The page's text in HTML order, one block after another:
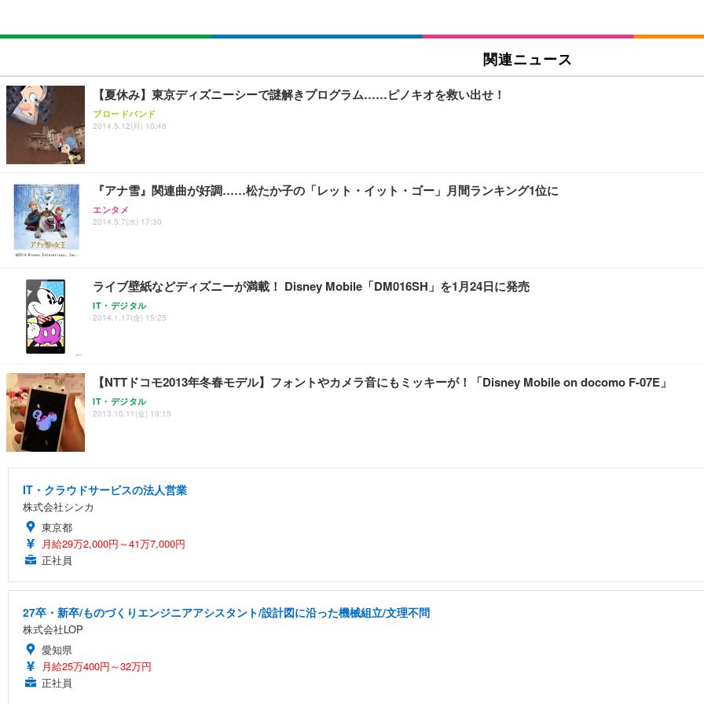
関連ニュース
【夏休み】東京ディズニーシーで謎解きプログラム……ピノキオを救い出せ！
ブロードバンド
2014.5.12(月) 10:46
『アナ雪』関連曲が好調……松たか子の「レット・イット・ゴー」月間ランキング1位に
エンタメ
2014.5.7(水) 17:30
ライブ壁紙などディズニーが満載！ Disney Mobile「DM016SH」を1月24日に発売
IT・デジタル
2014.1.17(金) 15:25
【NTTドコモ2013年冬春モデル】フォントやカメラ音にもミッキーが！「Disney Mobile on docomo F-07E」
IT・デジタル
2013.10.11(金) 19:15
IT・クラウドサービスの法人営業
株式会社シンカ
東京都
月給29万2,000円～41万7,000円
正社員
27卒・新卒/ものづくりエンジニアアシスタント/設計図に沿った機械組立/文理不問
株式会社LOP
愛知県
月給25万400円～32万円
正社員